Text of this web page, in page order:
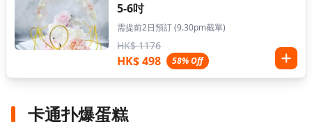
5-6吋
需提前2日預訂 (9.30pm截單)
HK$ 1176
HK$ 498 58% Off
卡通扑爆蛋糕